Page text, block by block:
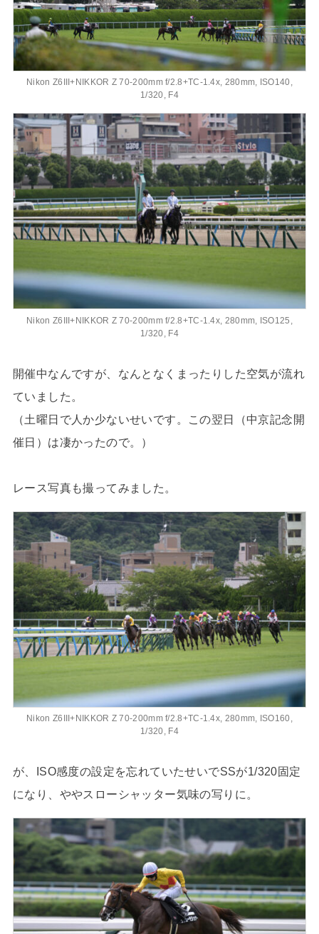
Nikon Z6III+NIKKOR Z 70-200mm f/2.8+TC-1.4x, 280mm, ISO140,
1/320, F4
Nikon Z6III+NIKKOR Z 70-200mm f/2.8+TC-1.4x, 280mm, ISO125,
1/320, F4
開催中なんですが、なんとなくまったりした空気が流れ
ていました。
（土曜日で人か少ないせいです。この翌日（中京記念開
催日）は凄かったので。）
レース写真も撮ってみました。
Nikon Z6III+NIKKOR Z 70-200mm f/2.8+TC-1.4x, 280mm, ISO160,
1/320, F4
が、ISO感度の設定を忘れていたせいでSSが1/320固定
になり、ややスローシャッター気味の写りに。